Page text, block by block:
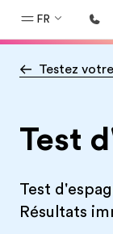
FR
Accueil
Programmes
Bureaux
Trouver un bureau
Testez
Test
Test
Résultats